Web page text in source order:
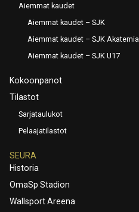
Aiemmat kaudet
Aiemmat kaudet – SJK
Aiemmat kaudet – SJK Akatemia
Aiemmat kaudet – SJK U17
Kokoonpanot
Tilastot
Sarjataulukot
Pelaajatilastot
SEURA
Historia
OmaSp Stadion
Wallsport Areena